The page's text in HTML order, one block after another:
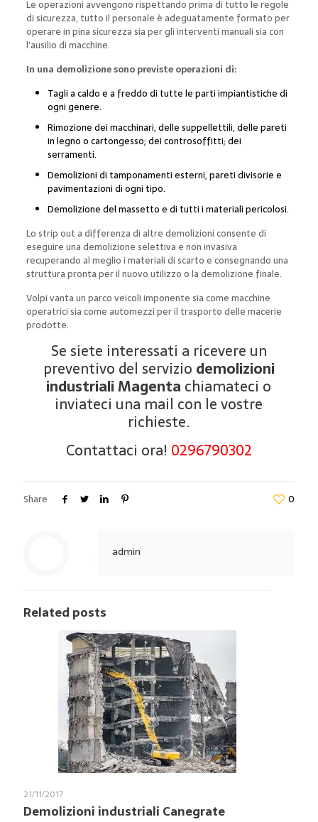
Le operazioni avvengono rispettando prima di tutto le regole
di sicurezza, tutto il personale è adeguatamente formato per
operare in pina sicurezza sia per gli interventi manuali sia con
l’ausilio di macchine.
In una demolizione sono previste operazioni di:
Tagli a caldo e a freddo di tutte le parti impiantistiche di
ogni genere.
Rimozione dei macchinari, delle suppellettili, delle pareti
in legno o cartongesso; dei controsoffitti; dei
serramenti.
Demolizioni di tamponamenti esterni, pareti divisorie e
pavimentazioni di ogni tipo.
Demolizione del massetto e di tutti i materiali pericolosi.
Lo strip out a differenza di altre demolizioni consente di
eseguire una demolizione selettiva e non invasiva
recuperando al meglio i materiali di scarto e consegnando una
struttura pronta per il nuovo utilizzo o la demolizione finale.
Volpi vanta un parco veicoli imponente sia come macchine
operatrici sia come automezzi per il trasporto delle macerie
prodotte.
Se siete interessati a ricevere un
preventivo del servizio demolizioni
industriali Magenta chiamateci o
inviateci una mail con le vostre
richieste.
Contattaci ora! 0296790302
Share 0
admin
Related posts
21/11/2017
Demolizioni industriali Canegrate